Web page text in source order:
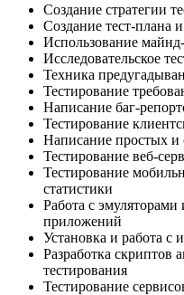
Создание стратегии
Создание тест-плана
Использование
Исследовательское
Техника
Тестирование
Написание баг-
Тестирование
Написание простых и
Тестирование веб-
Тестирование
статистики
Работа с
приложений
Установка и работа с
Разработка скриптов
тестирования
Тестирование